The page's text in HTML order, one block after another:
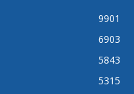
9901
6903
5843
5315